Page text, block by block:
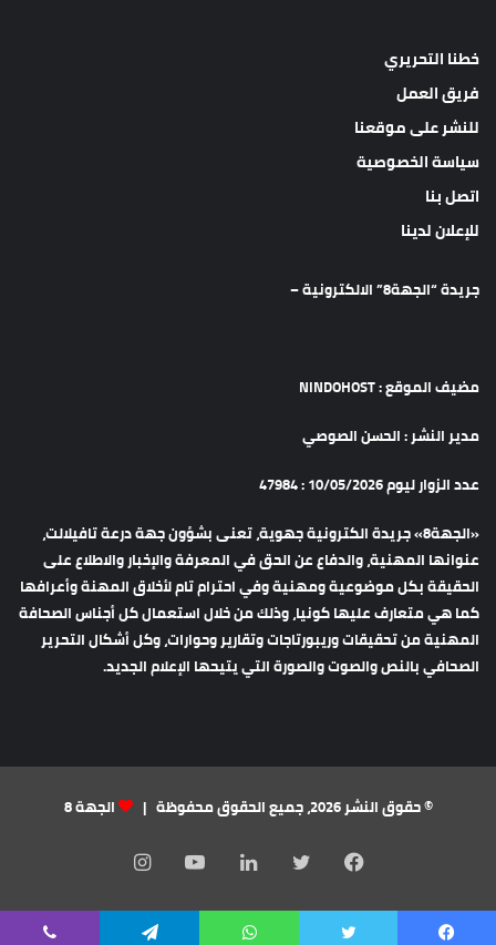
خطنا التحريري
فريق العمل
للنشر على موقعنا
سياسة الخصوصية
اتصل بنا
للإعلان لدينا
جريدة “الجهة8” الالكترونية –
مضيف الموقع : NINDOHOST
مدير النشر : الحسن الصوصي
عدد الزوار ليوم 10/05/2026 : 47984
«الجهة8» جريدة الكترونية جهوية، تعنى بشؤون جهة درعة تافيلالت،
عنوانها المهنية، والدفاع عن الحق في المعرفة والإخبار والاطلاع على
الحقيقة بكل موضوعية ومهنية وفي احترام تام لأخلاق المهنة وأعرافها
كما هي متعارف عليها كونيا، وذلك من خلال استعمال كل أجناس الصحافة
المهنية من تحقيقات وريبورتاجات وتقارير وحوارات، وكل أشكال التحرير
الصحافي بالنص والصوت والصورة التي يتيحها الإعلام الجديد.
© حقوق النشر 2026، جميع الحقوق محفوظة | الجهة 8